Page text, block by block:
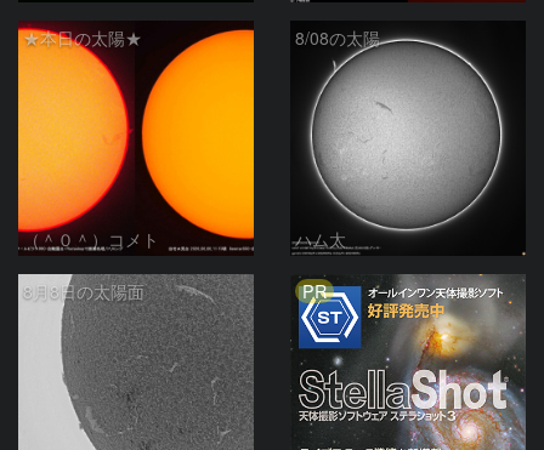
★本日の太陽★
（＾０＾）コメト
8/08の太陽
ハム太
8月8日の太陽面 PR